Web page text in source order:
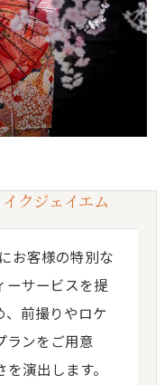
クジェイエム
お客様の特別な
ーサービスを提
、前撮りやロケ
ランをご用意
演出します。